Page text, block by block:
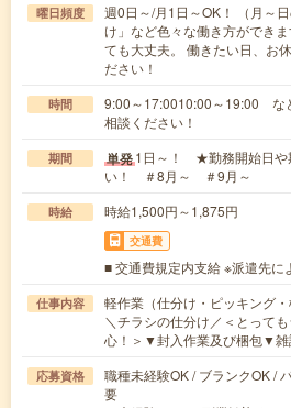
曜日頻度
週0日～/月1日～OK！ （月～
け」など色々な働き方ができ
ても大丈夫。 働きたい日、お
ださい！
時間
9:00～17:0010:00～19:00 な
相談ください！
期間 単発1日～！ ★勤務開始日や
い！ ＃8月～ ＃9月～
時給 時給1,500円～1,875円
交通費
■ 交通費規定内支給 ※派遣先に
仕事内容
軽作業（仕分け・ピッキング・
＼チラシの仕分け／＜とって
心！＞▼封入作業及び梱包▼
応募資格
職種未経験OK / ブランクOK /
要